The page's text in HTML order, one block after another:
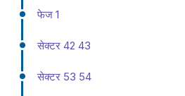
फेज 1
सेक्टर 42 43
सेक्टर 53 54